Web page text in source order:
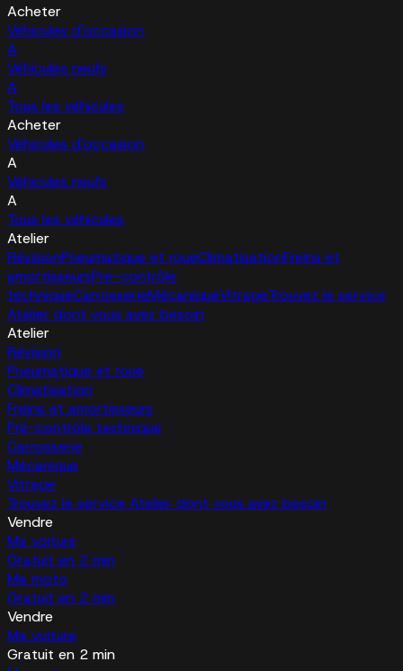
Acheter
Véhicules d'occasion
A
Véhicules neufs
A
Tous les véhicules
Acheter
Véhicules d'occasion
A
Véhicules neufs
A
Tous les véhicules
Atelier
RévisionPneumatique et roueClimatisationFreins et
amortisseursPré-contrôle
techniqueCarrosserieMécaniqueVitrageTrouvez le service
Atelier dont vous avez besoin
Atelier
Révision
Pneumatique et roue
Climatisation
Freins et amortisseurs
Pré-contrôle technique
Carrosserie
Mécanique
Vitrage
Trouvez le service Atelier dont vous avez besoin
Vendre
Ma voiture
Gratuit en 2 min
Ma moto
Gratuit en 2 min
Vendre
Ma voiture
Gratuit en 2 min